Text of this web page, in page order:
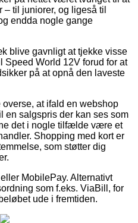
til juniorer, og ligeså til
endda nogle gange
blive gavnligt at tjekke visse
Speed World 12V forud for at
på at opnå den laveste
at ifald en webshop
en salgspris der kan ses som
det i nogle tilfælde være et
Shopping med kort er
som støtter dig
MobilePay. Alternativt
som f.eks. ViaBill, for
ude i fremtiden.